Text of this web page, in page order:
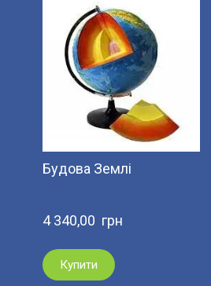
Будова Землі
4 340,00  грн
Купити